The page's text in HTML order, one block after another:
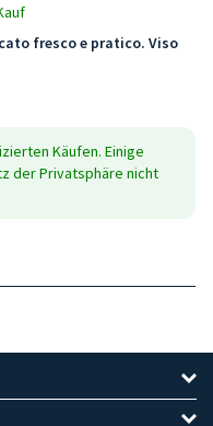
fresco e pratico. Viso
Käufen. Einige
der Privatsphäre nicht